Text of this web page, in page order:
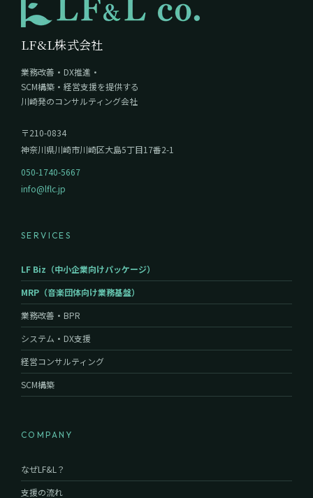
LF&L株式会社
業務改善・DX推進・
SCM構築・経営支援を提供する
川崎発のコンサルティング会社
〒210-0834
神奈川県川崎市川崎区大島5丁目17番2-1
050-1740-5667
info@lflc.jp
SERVICES
LF Biz（中小企業向けパッケージ）
MRP（音楽団体向け業務基盤）
業務改善・BPR
システム・DX支援
経営コンサルティング
SCM構築
COMPANY
なぜLF&L？
支援の流れ